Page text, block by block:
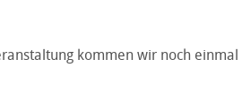
kommen wir noch